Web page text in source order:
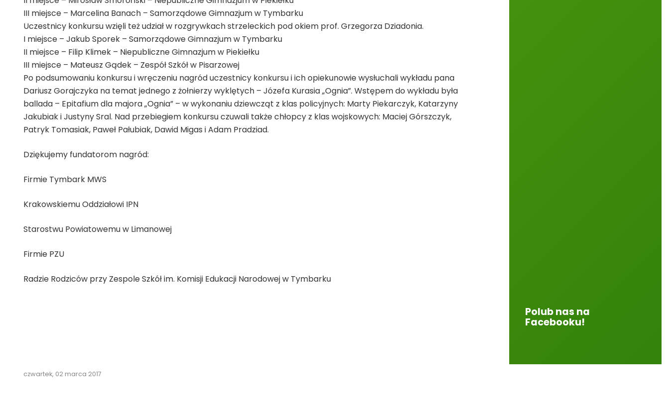
III miejsce – Marcelina Banach – Samorządowe Gimnazjum w Tymbarku
Uczestnicy konkursu wzięli też udział w rozgrywkach strzeleckich pod okiem prof. Grzegorza Dziadonia.
I miejsce – Jakub Sporek – Samorządowe Gimnazjum w Tymbarku
II miejsce – Filip Klimek – Niepubliczne Gimnazjum w Piekiełku
III miejsce – Mateusz Gądek – Zespół Szkół w Pisarzowej
Po podsumowaniu konkursu i wręczeniu nagród uczestnicy konkursu i ich opiekunowie wysłuchali wykładu pana
Dariusz Gorajczyka na temat jednego z żołnierzy wyklętych – Józefa Kurasia „Ognia”. Wstępem do wykładu była
ballada – Epitafium dla majora „Ognia” – w wykonaniu dziewcząt z klas policyjnych: Marty Piekarczyk, Katarzyny
Jakubiak i Justyny Sral. Nad przebiegiem konkursu czuwali także chłopcy z klas wojskowych: Maciej Górszczyk,
Patryk Tomasiak, Paweł Pałubiak, Dawid Migas i Adam Pradziad.
Dziękujemy fundatorom nagród:
Firmie Tymbark MWS
Krakowskiemu Oddziałowi IPN
Starostwu Powiatowemu w Limanowej
Firmie PZU
Radzie Rodziców przy Zespole Szkół im. Komisji Edukacji Narodowej w Tymbarku
czwartek, 02 marca 2017
Polub nas na
Facebooku!